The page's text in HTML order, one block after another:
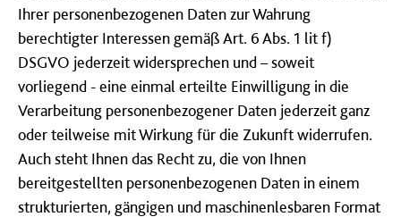
Ihrer personenbezogenen Daten zur Wahrung
berechtigter Interessen gemäß Art. 6 Abs. 1 lit f)
DSGVO jederzeit widersprechen und – soweit
vorliegend - eine einmal erteilte Einwilligung in die
Verarbeitung personenbezogener Daten jederzeit ganz
oder teilweise mit Wirkung für die Zukunft widerrufen.
Auch steht Ihnen das Recht zu, die von Ihnen
bereitgestellten personenbezogenen Daten in einem
strukturierten, gängigen und maschinenlesbaren Format